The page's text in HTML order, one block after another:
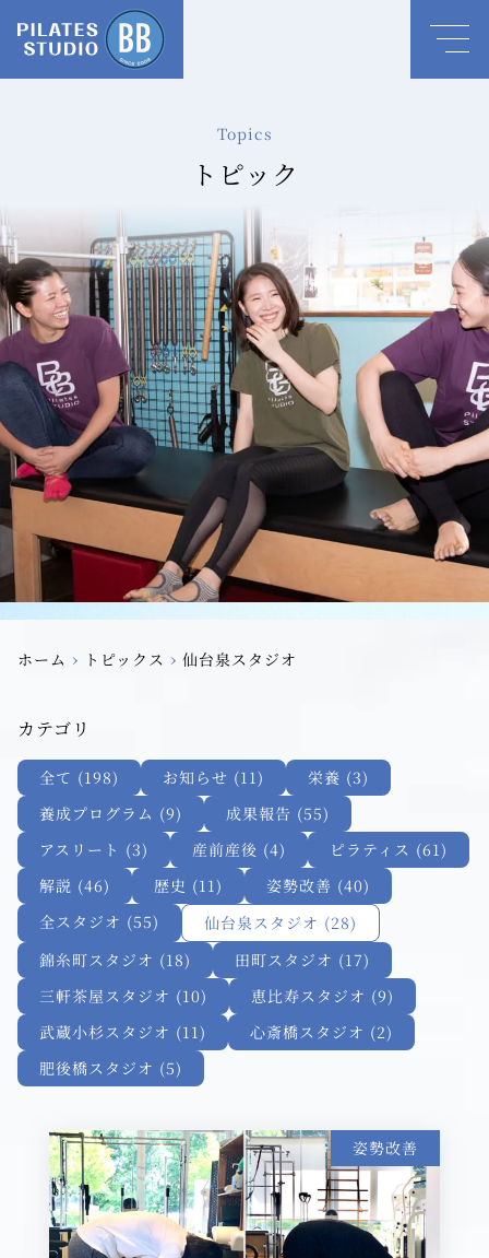
Topics
トピック
ホーム › トピックス › 仙台泉スタジオ
カテゴリ
全て (198) お知らせ (11)
栄養 (3)
養成プログラム (9)
成果報告 (55)
アスリート (3)
産前産後 (4)
ピラティス (61)
解説 (46)
歴史 (11)
姿勢改善 (40)
全スタジオ (55)
仙台泉スタジオ (28)
錦糸町スタジオ (18)
田町スタジオ (17)
三軒茶屋スタジオ (10)
恵比寿スタジオ (9)
武蔵小杉スタジオ (11)
心斎橋スタジオ (2)
肥後橋スタジオ (5)
姿勢改善